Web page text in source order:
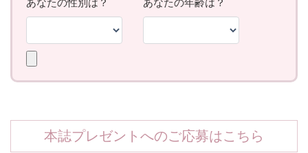
本誌プレゼントへのご応募はこちら